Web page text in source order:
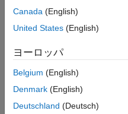
選
し
人
の
保
存
一
Canada (English)
United States (English)
ヨーロッパ
Belgium (English)
Denmark (English)
Deutschland (Deutsch)